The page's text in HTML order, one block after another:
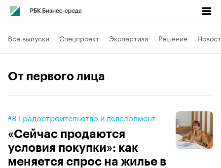
Все выпуски Спецпроект Экспертиза Решение
От первого лица
#8 Градостроительство и девелопмент
«Сейчас продаются
условия покупки»: как
меняется спрос на жилье в